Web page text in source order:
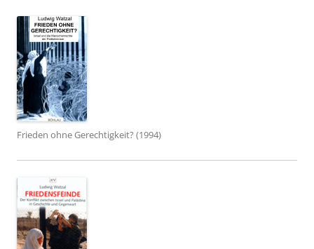
Frieden ohne Gerechtigkeit? (1994)